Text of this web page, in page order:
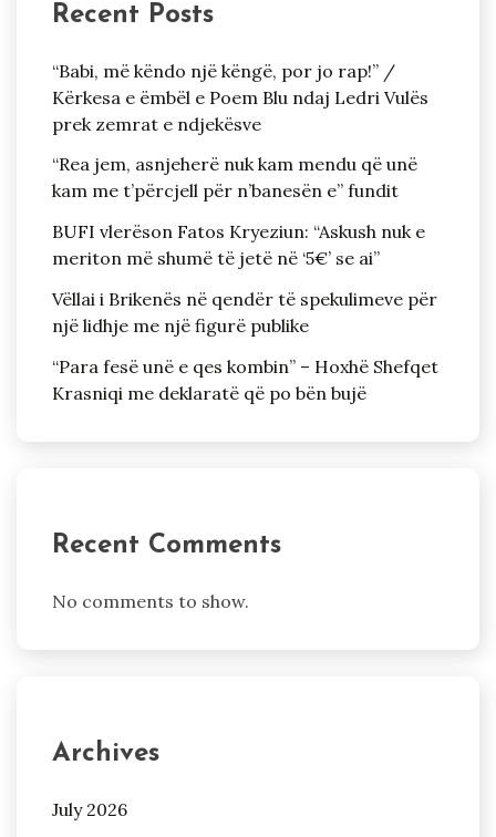
Recent Posts
“Babi, më këndo një këngë, por jo rap!” /
Kërkesa e ëmbël e Poem Blu ndaj Ledri Vulës
prek zemrat e ndjekësve
“Rea jem, asnjeherë nuk kam mendu që unë
kam me t’përcjell për n’banesën e” fundit
BUFI vlerëson Fatos Kryeziun: “Askush nuk e
meriton më shumë të jetë në ‘5€’ se ai”
Vëllai i Brikenës në qendër të spekulimeve për
një lidhje me një figurë publike
“Para fesë unë e qes kombin” – Hoxhë Shefqet
Krasniqi me deklaratë që po bën bujë
Recent Comments
No comments to show.
Archives
July 2026